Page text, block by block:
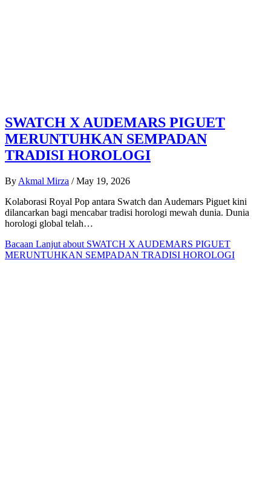
SWATCH X AUDEMARS PIGUET
MERUNTUHKAN SEMPADAN
TRADISI HOROLOGI
By Akmal Mirza / May 19, 2026
Kolaborasi Royal Pop antara Swatch dan Audemars Piguet kini
dilancarkan bagi mencabar tradisi horologi mewah dunia. Dunia
horologi global telah…
Bacaan Lanjut about SWATCH X AUDEMARS PIGUET
MERUNTUHKAN SEMPADAN TRADISI HOROLOGI